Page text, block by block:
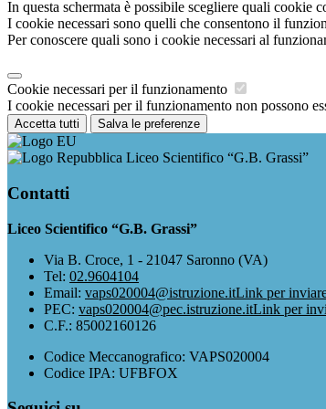
In questa schermata è possibile scegliere quali cookie
I cookie necessari sono quelli che consentono il
Per conoscere quali sono i cookie necessari al
Cookie necessari per il funzionamento
I cookie necessari per il funzionamento non possono
Accetta tutti Salva le preferenze
Liceo Scientifico “G.B. Grassi”
Contatti
Liceo Scientifico “G.B. Grassi”
Via B. Croce, 1 - 21047 Saronno (VA)
Tel: 02.9604104
Email: vaps020004@istruzione.itLink per
PEC: vaps020004@pec.istruzione.itLink per
C.F.: 85002160126
Codice Meccanografico: VAPS020004
Codice IPA: UFBFOX